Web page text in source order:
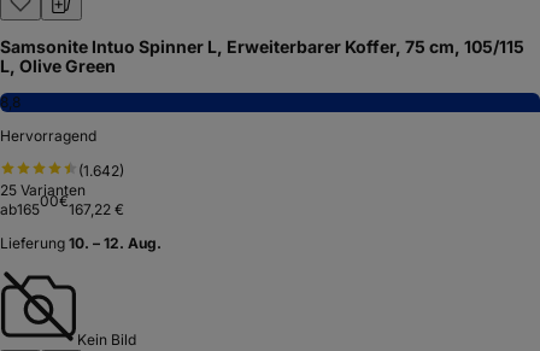
Samsonite Intuo Spinner L, Erweiterbarer Koffer, 75 cm, 105/115
L, Olive Green
8,8
Hervorragend
(1.642)
25 Varianten
ab16500€167,22 €
Lieferung 10. – 12. Aug.
Kein Bild